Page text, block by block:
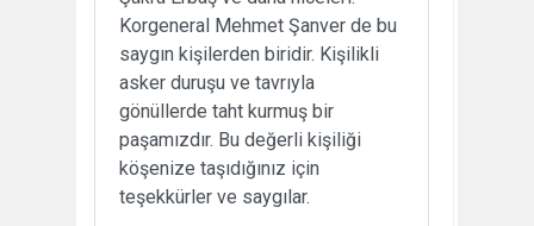
Korgeneral Mehmet Şanver de bu
saygın kişilerden biridir. Kişilikli
asker duruşu ve tavrıyla
gönüllerde taht kurmuş bir
paşamızdır. Bu değerli kişiliği
köşenize taşıdığınız için
teşekkürler ve saygılar.